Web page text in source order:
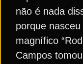
não é nada
porque
magnífico
Campos